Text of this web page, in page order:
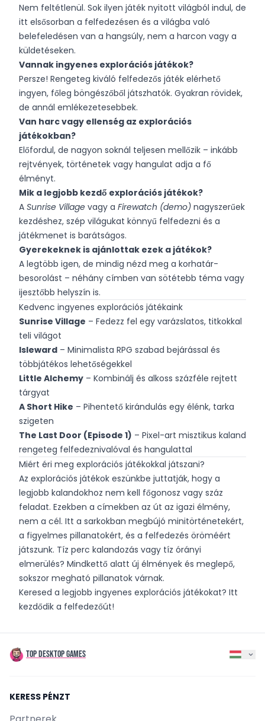
Nem feltétlenül. Sok ilyen játék nyitott világból indul, de
itt elsősorban a felfedezésen és a világba való
belefeledésen van a hangsúly, nem a harcon vagy a
küldetéseken.
Vannak ingyenes explorációs játékok?
Persze! Rengeteg kiváló felfedezős játék elérhető
ingyen, főleg böngészőből játszhatók. Gyakran rövidek,
de annál emlékezetesebbek.
Van harc vagy ellenség az explorációs
játékokban?
Előfordul, de nagyon soknál teljesen mellőzik – inkább
rejtvények, történetek vagy hangulat adja a fő
élményt.
Mik a legjobb kezdő explorációs játékok?
A Sunrise Village vagy a Firewatch (demo) nagyszerűek
kezdéshez, szép világukat könnyű felfedezni és a
játékmenet is barátságos.
Gyerekeknek is ajánlottak ezek a játékok?
A legtöbb igen, de mindig nézd meg a korhatár-
besorolást – néhány címben van sötétebb téma vagy
ijesztőbb helyszín is.
Kedvenc ingyenes explorációs játékaink
Sunrise Village – Fedezz fel egy varázslatos, titkokkal
teli világot
Isleward – Minimalista RPG szabad bejárással és
többjátékos lehetőségekkel
Little Alchemy – Kombinálj és alkoss százféle rejtett
tárgyat
A Short Hike – Pihentető kirándulás egy élénk, tarka
szigeten
The Last Door (Episode 1) – Pixel-art misztikus kaland
rengeteg felfedeznivalóval és hangulattal
Miért éri meg explorációs játékokkal játszani?
Az explorációs játékok eszünkbe juttatják, hogy a
legjobb kalandokhoz nem kell főgonosz vagy száz
feladat. Ezekben a címekben az út az igazi élmény,
nem a cél. Itt a sarkokban megbújó minitörténetekért,
a figyelmes pillanatokért, és a felfedezés öröméért
játszunk. Tíz perc kalandozás vagy tíz órányi
elmerülés? Mindkettő alatt új élmények és meglepő,
sokszor megható pillanatok várnak.
Keresed a legjobb ingyenes explorációs játékokat? Itt
kezdődik a felfedezőút!
TOP DESKTOP GAMES
KERESS PÉNZT